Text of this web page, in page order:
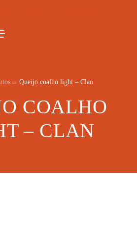
Queijo coalho light – Clan
COALHO
– CLAN